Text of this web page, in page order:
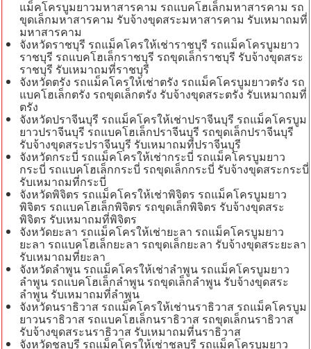
แม็คโครบูมยาวมหาสารคาม รถแบคโฮเล็กมหาสารคาม รถ
ขุดเล็กมหาสารคาม รับจ้างขุดสระมหาสารคาม รับเหมาถมที่
มหาสารคาม
จังหวัดราชบุรี รถแม็คโครให้เช่าราชบุรี รถแม็คโครบูมยาว
ราชบุรี รถแบคโฮเล็กราชบุรี รถขุดเล็กราชบุรี รับจ้างขุดสระ
ราชบุรี รับเหมาถมที่ราชบุรี
จังหวัดตรัง รถแม็คโครให้เช่าตรัง รถแม็คโครบูมยาวตรัง รถ
แบคโฮเล็กตรัง รถขุดเล็กตรัง รับจ้างขุดสระตรัง รับเหมาถมที่
ตรัง
จังหวัดปราจีนบุรี รถแม็คโครให้เช่าปราจีนบุรี รถแม็คโครบูม
ยาวปราจีนบุรี รถแบคโฮเล็กปราจีนบุรี รถขุดเล็กปราจีนบุรี
รับจ้างขุดสระปราจีนบุรี รับเหมาถมที่ปราจีนบุรี
จังหวัดกระบี่ รถแม็คโครให้เช่ากระบี่ รถแม็คโครบูมยาว
กระบี่ รถแบคโฮเล็กกระบี่ รถขุดเล็กกระบี่ รับจ้างขุดสระกระบี่
รับเหมาถมที่กระบี่
จังหวัดพิจิตร รถแม็คโครให้เช่าพิจิตร รถแม็คโครบูมยาว
พิจิตร รถแบคโฮเล็กพิจิตร รถขุดเล็กพิจิตร รับจ้างขุดสระ
พิจิตร รับเหมาถมที่พิจิตร
จังหวัดยะลา รถแม็คโครให้เช่ายะลา รถแม็คโครบูมยาว
ยะลา รถแบคโฮเล็กยะลา รถขุดเล็กยะลา รับจ้างขุดสระยะลา
รับเหมาถมที่ยะลา
จังหวัดลำพูน รถแม็คโครให้เช่าลำพูน รถแม็คโครบูมยาว
ลำพูน รถแบคโฮเล็กลำพูน รถขุดเล็กลำพูน รับจ้างขุดสระ
ลำพูน รับเหมาถมที่ลำพูน
จังหวัดนราธิวาส รถแม็คโครให้เช่านราธิวาส รถแม็คโครบูม
ยาวนราธิวาส รถแบคโฮเล็กนราธิวาส รถขุดเล็กนราธิวาส
รับจ้างขุดสระนราธิวาส รับเหมาถมที่นราธิวาส
จังหวัดชลบุรี รถแม็คโครให้เช่าชลบุรี รถแม็คโครบูมยาว